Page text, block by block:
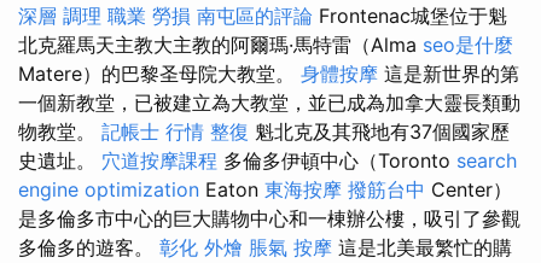
深層 調理 職業 勞損 南屯區的評論 Frontenac城堡位于魁
北克羅馬天主教大主教的阿爾瑪·馬特雷（Alma seo是什麼
Matere）的巴黎圣母院大教堂。 身體按摩 這是新世界的第
一個新教堂，已被建立為大教堂，並已成為加拿大靈長類動
物教堂。 記帳士 行情 整復 魁北克及其飛地有37個國家歷
史遺址。 穴道按摩課程 多倫多伊頓中心（Toronto search
engine optimization Eaton 東海按摩 撥筋台中 Center）
是多倫多市中心的巨大購物中心和一棟辦公樓，吸引​​了參觀
多倫多的遊客。 彰化 外燴 脹氣 按摩 這是北美最繁忙的購